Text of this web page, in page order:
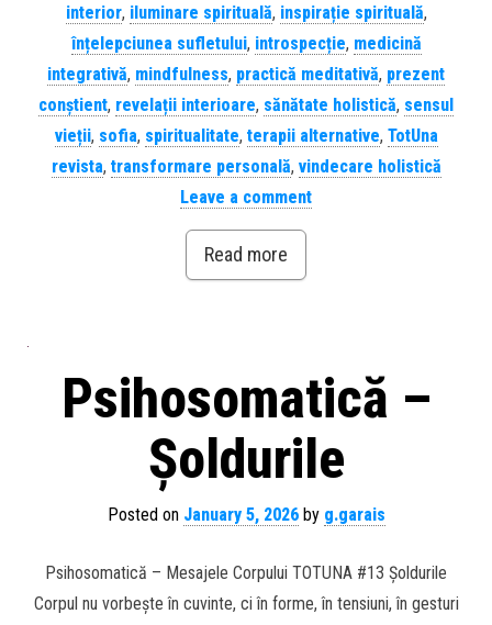
interior, iluminare spirituală, inspirație spirituală,
înțelepciunea sufletului, introspecție, medicină
integrativă, mindfulness, practică meditativă, prezent
conștient, revelații interioare, sănătate holistică, sensul
vieții, sofia, spiritualitate, terapii alternative, TotUna
revista, transformare personală, vindecare holistică
Leave a comment
Read more
Psihosomatică –
Șoldurile
Posted on January 5, 2026by g.garais
Psihosomatică – Mesajele Corpului TOTUNA #13 Șoldurile
Corpul nu vorbește în cuvinte, ci în forme, în tensiuni, în gesturi